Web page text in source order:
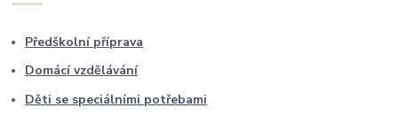
Předškolní příprava
Domácí vzdělávání
Děti se speciálními potřebami